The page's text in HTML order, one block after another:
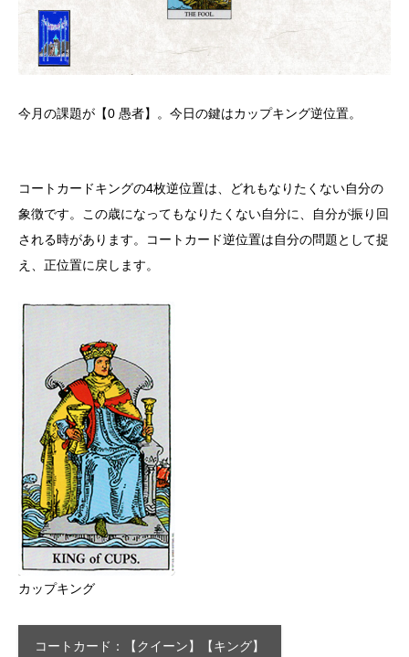
今月の課題が【0 愚者】。今日の鍵はカップキング逆位置。
コートカードキングの4枚逆位置は、どれもなりたくない自分の
象徴です。この歳になってもなりたくない自分に、自分が振り回
される時があります。コートカード逆位置は自分の問題として捉
え、正位置に戻します。
カップキング
コートカード：【クイーン】【キング】